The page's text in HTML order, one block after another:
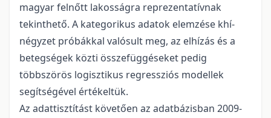
magyar felnőtt lakosságra reprezentatívnak
tekinthető. A kategorikus adatok elemzése khí-
négyzet próbákkal valósult meg, az elhízás és a
betegségek közti összefüggéseket pedig
többszörös logisztikus regressziós modellek
segítségével értékeltük.
Az adattisztítást követően az adatbázisban 2009-